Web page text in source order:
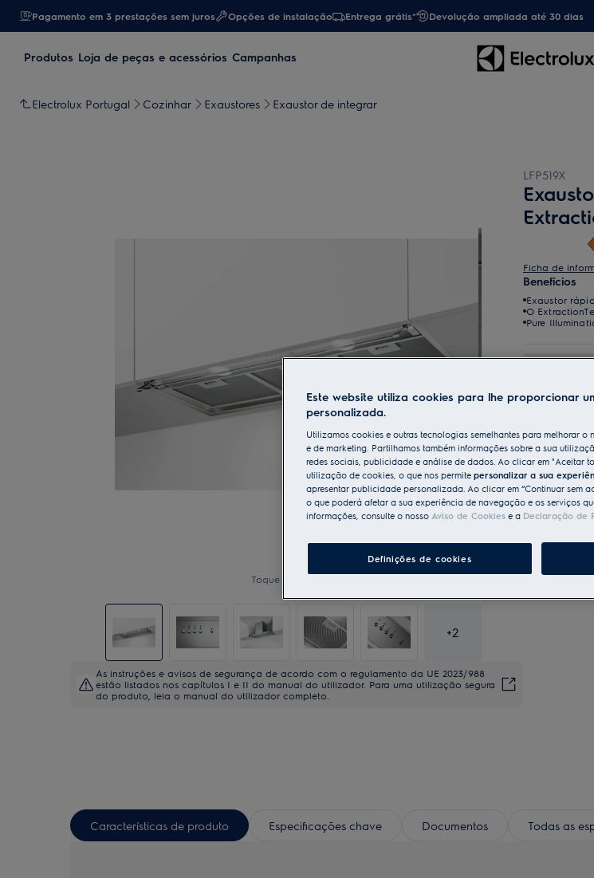
Pagamento em 3 prestações sem juros Opções de instalação Entrega grátis* Devolução ampliada até 30 dias
Produtos Loja de peças e acessórios Campanhas
Electrolux Portugal Cozinhar Exaustores Exaustor de integrar
Toque para ampliar
+2
As instruções e avisos de segurança de acordo com o regulamento da UE 2023/988
estão listados nos capítulos I e II do manual do utilizador. Para uma utilização segura
do produto, leia o manual do utilizador completo.
LFP519X
Ficha de
Benefícios
Exaustor
O
Pure
Características de produto Especificações chave Documentos Todas as
Este website utiliza cookies para lhe proporcionar
personalizada.
Utilizamos cookies e outras tecnologias semelhantes para melhorar o
e de marketing. Partilhamos também informações sobre a sua
redes sociais, publicidade e análise de dados. Ao clicar em "Aceitar
utilização de cookies, o que nos permite personalizar a sua
apresentar publicidade personalizada. Ao clicar em “Continuar sem
o que poderá afetar a sua experiência de navegação e os serviços
informações, consulte o nosso Aviso de Cookies e a Declaração de
Definições de cookies